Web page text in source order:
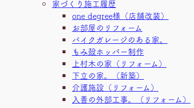
家づくり施工履歴
one degree様（店舗改装）
お部屋のリフォーム
バイクガレージのある家。
もみ殻ホッパー制作
上村木の家（リフォーム）
下立の家。（新築）
介護施設（リフォーム）
入善の外部工事。（リフォーム）